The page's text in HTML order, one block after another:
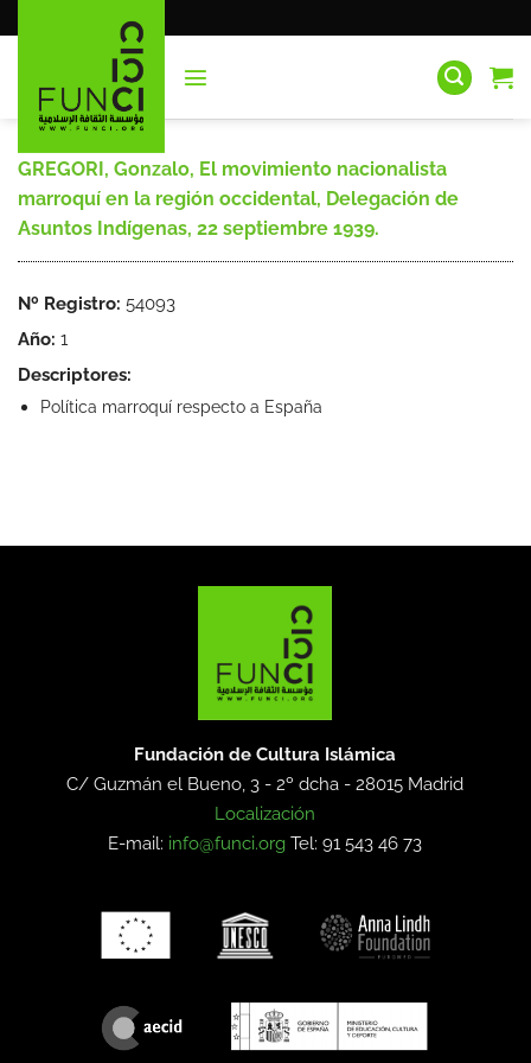
al
GREGORI, Gonzalo, El movimiento nacionalista
marroquí en la región occidental, Delegación de
Asuntos Indígenas, 22 septiembre 1939.
Nº Registro: 54093
Año: 1
Descriptores:
Política marroquí respecto a España
Fundación de Cultura Islámica
C/ Guzmán el Bueno, 3 - 2º dcha -28015 Madrid
Localización
E-mail: info@funci.org Tel: 91 543 46 73